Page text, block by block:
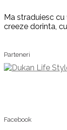
Ma straduiesc
creeze dorinta,
Parteneri
Facebook